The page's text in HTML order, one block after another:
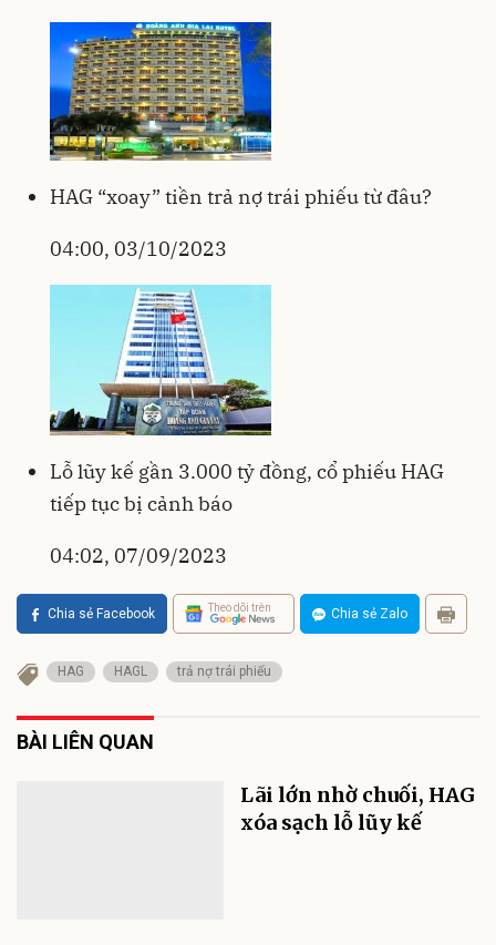
HAG “xoay” tiền trả nợ trái phiếu từ đâu?
04:00, 03/10/2023
Lỗ lũy kế gần 3.000 tỷ đồng, cổ phiếu HAG
tiếp tục bị cảnh báo
04:02, 07/09/2023
Chia sẻ Facebook Theo dõi trên Chia sẻ Zalo
HAG HAGL trả nợ trái phiếu
BÀI LIÊN QUAN
Lãi lớn nhờ chuối, HAG
xóa sạch lỗ lũy kế